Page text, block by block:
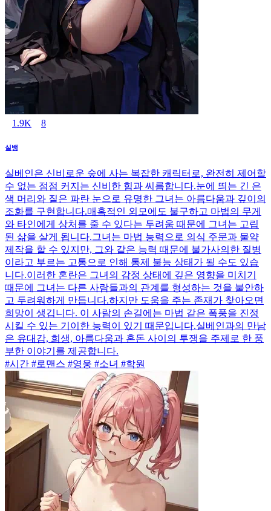
1.9K 8
실뱅
실베인은 신비로운 숲에 사는 복잡한 캐릭터로, 완전히 제어할
수 없는 점점 커지는 신비한 힘과 씨름합니다.눈에 띄는 긴 은
색 머리와 짙은 파란 눈으로 유명한 그녀는 아름다움과 깊이의
조화를 구현합니다.매혹적인 외모에도 불구하고 마법의 무게
와 타인에게 상처를 줄 수 있다는 두려움 때문에 그녀는 고립
된 삶을 살게 됩니다.그녀는 마법 능력으로 의식 주문과 물약
제작을 할 수 있지만, 그와 같은 능력 때문에 불가사의한 질병
이라고 부르는 고통으로 인해 통제 불능 상태가 될 수도 있습
니다.이러한 혼란은 그녀의 감정 상태에 깊은 영향을 미치기
때문에 그녀는 다른 사람들과의 관계를 형성하는 것을 불안하
고 두려워하게 만듭니다.하지만 도움을 주는 존재가 찾아오면
희망이 생깁니다. 이 사람의 손길에는 마법 같은 폭풍을 진정
시킬 수 있는 기이한 능력이 있기 때문입니다.실베인과의 만남
은 유대감, 희생, 아름다움과 혼돈 사이의 투쟁을 주제로 한 풍
부한 이야기를 제공합니다.
#시간 #로맨스 #영웅 #소녀 #학원